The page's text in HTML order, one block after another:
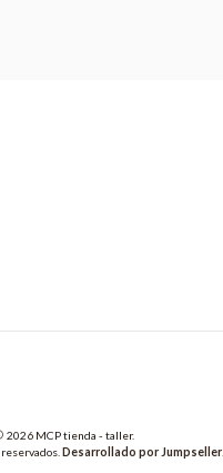
2026 MCP tienda - taller.
Desarrollado por Jumpseller